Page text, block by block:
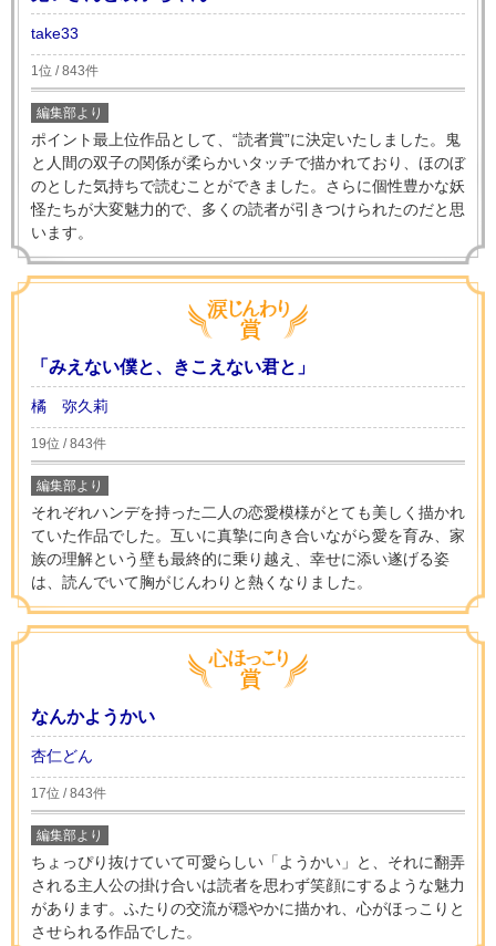
take33
1位 / 843件
編集部より
ポイント最上位作品として、“読者賞”に決定いたしました。鬼
と人間の双子の関係が柔らかいタッチで描かれており、ほのぼ
のとした気持ちで読むことができました。さらに個性豊かな妖
怪たちが大変魅力的で、多くの読者が引きつけられたのだと思
います。
「みえない僕と、きこえない君と」
橘 弥久莉
19位 / 843件
編集部より
それぞれハンデを持った二人の恋愛模様がとても美しく描かれ
ていた作品でした。互いに真摯に向き合いながら愛を育み、家
族の理解という壁も最終的に乗り越え、幸せに添い遂げる姿
は、読んでいて胸がじんわりと熱くなりました。
なんかようかい
杏仁どん
17位 / 843件
編集部より
ちょっぴり抜けていて可愛らしい「ようかい」と、それに翻弄
される主人公の掛け合いは読者を思わず笑顔にするような魅力
があります。ふたりの交流が穏やかに描かれ、心がほっこりと
させられる作品でした。